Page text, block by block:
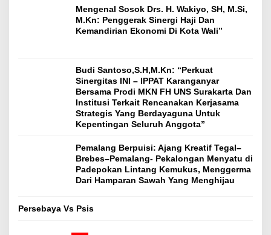
Mengenal Sosok Drs. H. Wakiyo, SH, M.Si,
M.Kn: Penggerak Sinergi Haji Dan
Kemandirian Ekonomi Di Kota Wali”
Budi Santoso,S.H,M.Kn: “Perkuat
Sinergitas INI – IPPAT Karanganyar
Bersama Prodi MKN FH UNS Surakarta Dan
Institusi Terkait Rencanakan Kerjasama
Strategis Yang Berdayaguna Untuk
Kepentingan Seluruh Anggota”
Pemalang Berpuisi: Ajang Kreatif Tegal–
Brebes–Pemalang- Pekalongan Menyatu di
Padepokan Lintang Kemukus, Menggerma
Dari Hamparan Sawah Yang Menghijau
Persebaya Vs Psis